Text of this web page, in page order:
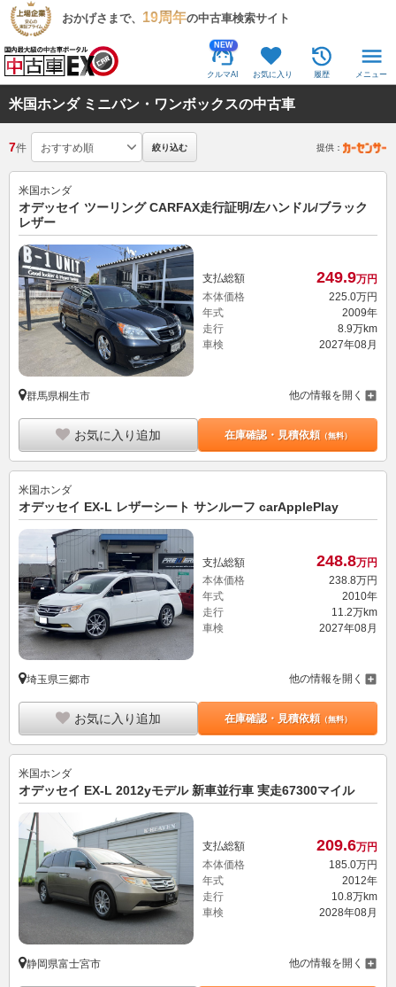
おかげさまで、 19周年の中古車検索サイト
NEW
クルマAI お気に入り 履歴 メニュー
米国ホンダ ミニバン・ワンボックスの中古車
7件 絞り込む 提供：
米国ホンダ
オデッセイ ツーリング CARFAX走行証明/左ハンドル/ブラック
レザー
支払総額 249.9万円
本体価格
225. 0万円
年式
2009年
走行
8.9万km
車検
2027年08月
群馬県桐生市 他の情報を開く
お気に入り追加 在庫確認・見積依頼（無料）
米国ホンダ
オデッセイ EX-L レザーシート サンルーフ carApplePlay
支払総額 248.8万円
本体価格
238.8万円
年式
2010年
走行
11.2万km
車検
2027年08月
埼玉県三郷市 他の情報を開く
お気に入り追加 在庫確認・見積依頼（無料）
米国ホンダ
オデッセイ EX-L 2012yモデル 新車並行車 実走67300マイル
支払総額 209.6万円
本体価格
185. 0万円
年式
2012年
走行
10.8万km
車検
2028年08月
静岡県富士宮市 他の情報を開く